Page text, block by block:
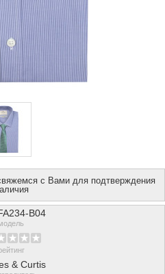
с Вами для подтверждения
B04
& Curtis